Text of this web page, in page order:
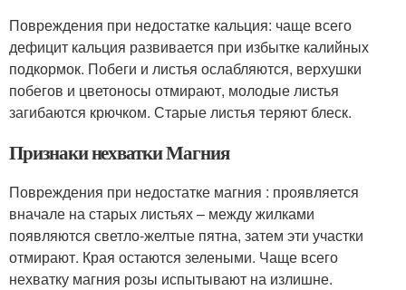
Повреждения при недостатке кальция: чаще всего
дефицит кальция развивается при избытке калийных
подкормок. Побеги и листья ослабляются, верхушки
побегов и цветоносы отмирают, молодые листья
загибаются крючком. Старые листья теряют блеск.
Признаки нехватки Магния
Повреждения при недостатке магния : проявляется
вначале на старых листьях – между жилками
появляются светло-желтые пятна, затем эти участки
отмирают. Края остаются зелеными. Чаще всего
нехватку магния розы испытывают на излишне.